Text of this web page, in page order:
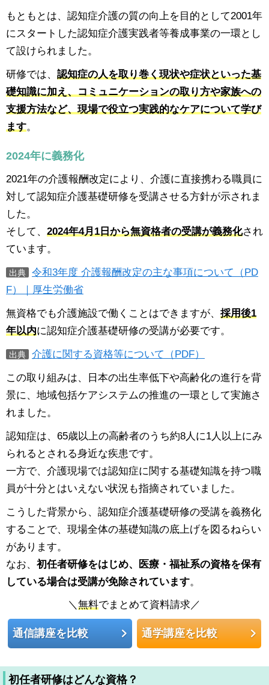
もともとは、認知症介護の質の向上を目的として2001年
にスタートした認知症介護実践者等養成事業の一環とし
て設けられました。
研修では、 認知症の人を取り巻く現状や症状といった基
礎知識に加え、コミュニケーションの取り方や家族への
支援方法など、現場で役立つ実践的なケアについて学び
ます。
2024年に義務化
2021年の介護報酬改定により、介護に直接携わる職員に
対して認知症介護基礎研修を受講させる方針が示されま
した。
そして、 2024年4月1日から無資格者の受講が義務化され
ています。
出典
令和3年度 介護報酬改定の主な事項について（PD
F）｜厚生労働省
無資格でも介護施設で働くことはできますが、 採用後1
年以内に認知症介護基礎研修の受講が必要です。
出典 介護に関する資格等について（PDF）
この取り組みは、日本の出生率低下や高齢化の進行を背
景に、地域包括ケアシステムの推進の一環として実施さ
れました。
認知症は、65歳以上の高齢者のうち約8人に1人以上にみ
られるとされる身近な疾患です。
一方で、介護現場では認知症に関する基礎知識を持つ職
員が十分とはいえない状況も指摘されていました。
こうした背景から、認知症介護基礎研修の受講を義務化
することで、現場全体の基礎知識の底上げを図るねらい
があります。
なお、 初任者研修をはじめ、医療・福祉系の資格を保有
している場合は受講が免除されています。
＼無料でまとめて資料請求／
通信講座を比較 通学講座を比較
初任者研修はどんな資格？